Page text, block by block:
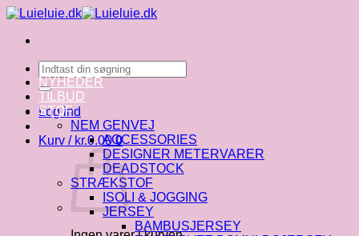
Fortsæt
indhold
Søg
efter:
Log ind
Kurv / kr.0.00 0
NYHEDER
TILBUD
STOF
NEM GENVEJ
ACCESSORIES
DESIGNER METERVARER
DEADSTOCK
STRÆKSTOF
ISOLI & JOGGING
JERSEY
BAMBUSJERSEY